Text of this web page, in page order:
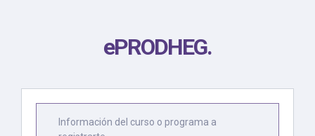
ePRODHEG.
Información del curso o programa a